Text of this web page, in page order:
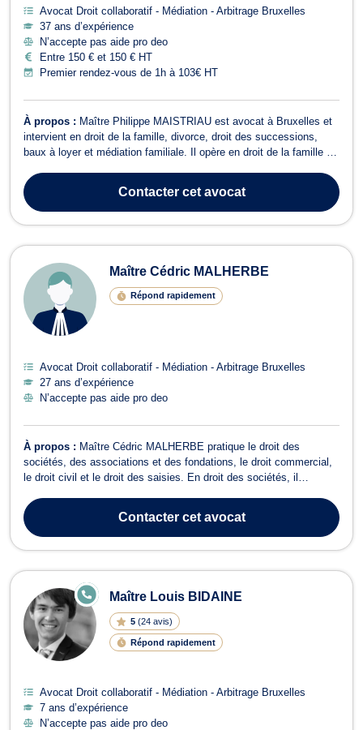
Avocat Droit collaboratif - Médiation - Arbitrage Bruxelles
37 ans d’expérience
N’accepte pas aide pro deo
Entre 150 € et 150 € HT
Premier rendez-vous de 1h à 103€ HT
À propos : Maître Philippe MAISTRIAU est avocat à Bruxelles et
intervient en droit de la famille, divorce, droit des successions,
baux à loyer et médiation familiale. Il opère en droit de la famille et
cohabitation légale, filiation, droit de garde et droit de visite,
pensions...
Contactercet avocat
Maître Cédric MALHERBE
Répond rapidement
Avocat Droit collaboratif - Médiation - Arbitrage Bruxelles
27 ans d’expérience
N’accepte pas aide pro deo
À propos : Maître Cédric MALHERBE pratique le droit des
sociétés, des associations et des fondations, le droit commercial,
le droit civil et le droit des saisies. En droit des sociétés, il
sociétés, concernant le respect de leurs obligations légales et
statutaires, à l’occasi...Contactercet avocat
Maître Louis BIDAINE
5 (24 avis)
Répond rapidement
E
N
G
E
Avocat Droit collaboratif - Médiation - Arbitrage Bruxelles
7 ans d’expérience
N’accepte pas aide pro deo